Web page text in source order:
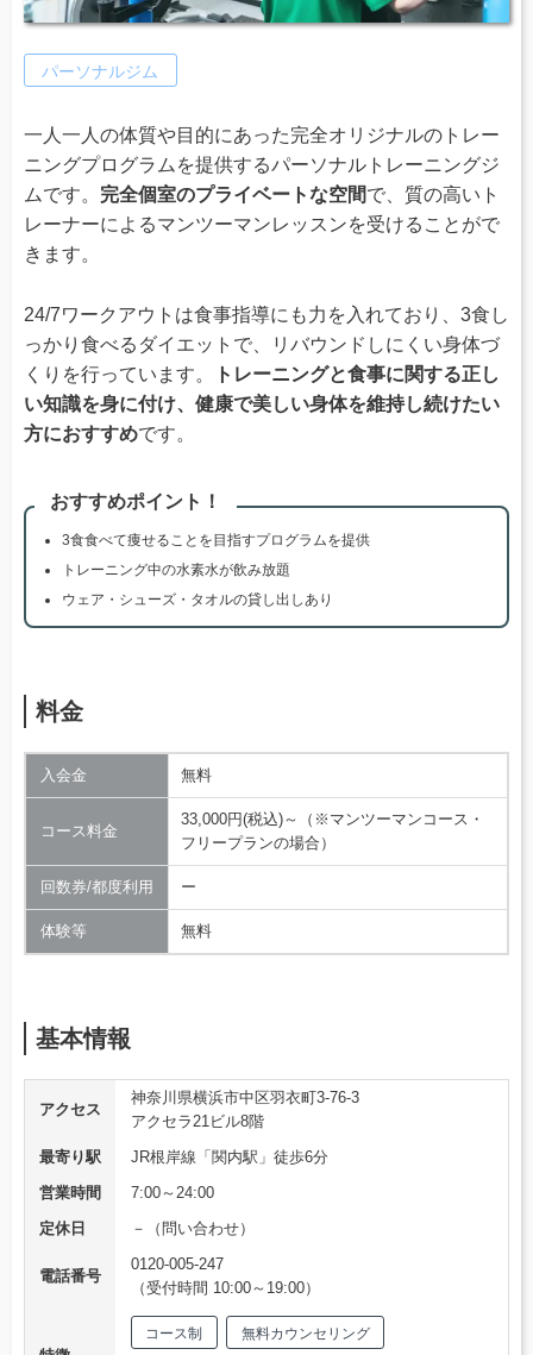
パーソナルジム
一人一人の体質や目的にあった完全オリジナルのトレー
ニングプログラムを提供するパーソナルトレーニングジ
ムです。 完全個室のプライベートな空間で、質の高いト
レーナーによるマンツーマンレッスンを受けることがで
きます。
24/7ワークアウトは食事指導にも力を入れており、3食し
っかり食べるダイエットで、リバウンドしにくい身体づ
くりを行っています。
トレーニングと食事に関する正し
い知識を身に付け、健康で美しい身体を維持し続けたい
方におすすめです。
おすすめポイント！
3食食べて痩せることを目指すプログラムを提供
トレーニング中の水素水が飲み放題
ウェア・シューズ・タオルの貸し出しあり
料金
入会金 無料
コース料金
33,000円(税込)～（※マンツーマンコース・
フリープランの場合）
回数券/都度利用 ー
体験等 無料
基本情報
アクセス
神奈川県横浜市中区羽衣町3-76-3
アクセラ21ビル8階
最寄り駅
JR根岸線「関内駅」徒歩6分
営業時間
7:00～24:00
定休日
－（問い合わせ）
電話番号
0120-005-247
（受付時間 10:00～19:00）
コース制 無料カウンセリング